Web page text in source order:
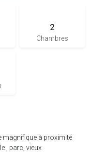
2
Chambres
magnifique à proximité
, parc, vieux